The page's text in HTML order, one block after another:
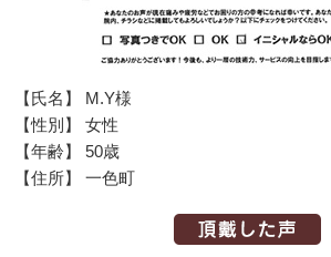
【氏名】 M.Y様
【性別】 女性
【年齢】 50歳
【住所】 一色町